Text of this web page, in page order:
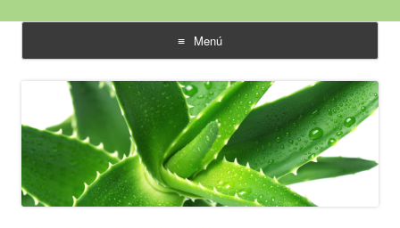
Aloe Vera y Calidad de Vida
Menú
saltar
contenido